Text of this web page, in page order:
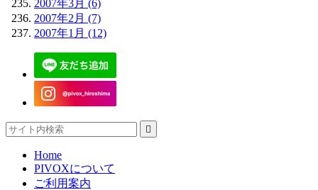
2007年3月 (6)
2007年2月 (7)
2007年1月 (12)

Home
PIVOXについて
ご利用案内